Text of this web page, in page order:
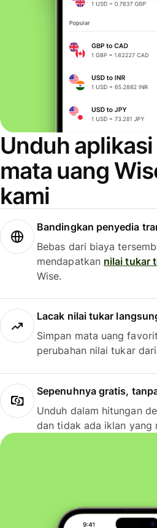
Unduh
mata uang
kami
Bandingkan penyedia
Bebas dari biaya
mendapatkan nilai tukar
Wise.
Lacak nilai tukar
Simpan mata uang
perubahan nilai tukar
Sepenuhnya gratis,
Unduh dalam hitungan
dan tidak ada iklan yang